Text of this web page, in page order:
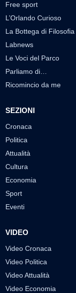
Free sport
L’Orlando Curioso
La Bottega di Filosofia
Labnews
Le Voci del Parco
Parliamo di…
Ricomincio da me
SEZIONI
Cronaca
Politica
Attualità
Cultura
Economia
Sport
Eventi
VIDEO
Video Cronaca
Video Politica
Video Attualità
Video Economia